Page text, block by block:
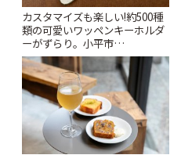
カスタマイズも楽しい!約500種
類の可愛いワッペンキーホルダ
ーがずらり。小平市
「Kimamaya T&K」 | ことりっ
ぷ